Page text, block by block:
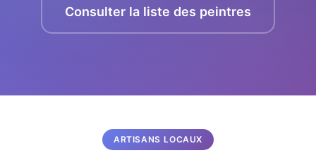
Consulter la liste des peintres
ARTISANS LOCAUX